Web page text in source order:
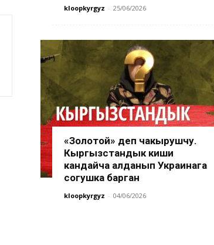
kloopkyrgyz - 25/06/2026
«Золотой» деп чакырушчу.
Кыргызстандык киши
кандайча алданып Украинага
согушка барган
kloopkyrgyz - 04/06/2026